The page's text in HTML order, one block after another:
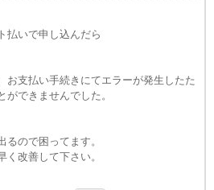
払いで申し込んだら
お支払い手続きにてエラーが発生したた
できませんでした。
ので困ってます。
く改善して下さい。